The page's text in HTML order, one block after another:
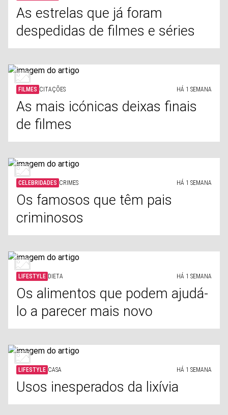
As estrelas que já foram
despedidas de filmes e séries
FILMES CITAÇÕES HÁ 1 SEMANA
As mais icónicas deixas finais
de filmes
CELEBRIDADES CRIMES HÁ 1 SEMANA
Os famosos que têm pais
criminosos
LIFESTYLE DIETA HÁ 1 SEMANA
Os alimentos que podem ajudá-
lo a parecer mais novo
LIFESTYLE CASA HÁ 1 SEMANA
Usos inesperados da lixívia